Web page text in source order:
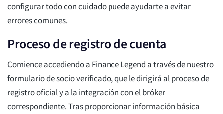
configurar todo con cuidado puede ayudarte a evitar
errores comunes.
Proceso de registro de cuenta
Comience accediendo a Finance Legend a través de nuestro
formulario de socio verificado, que le dirigirá al proceso de
registro oficial y a la integración con el bróker
correspondiente. Tras proporcionar información básica